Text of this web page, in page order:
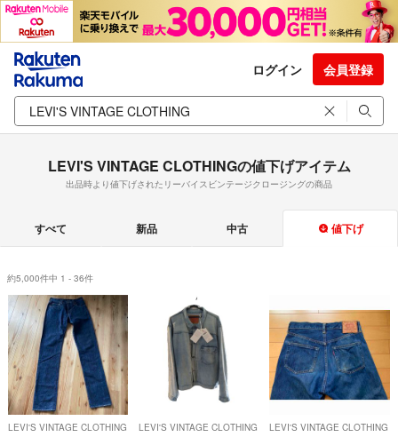
ログイン 会員登録
LEVI'S VINTAGE CLOTHINGの値下げアイテム
出品時より値下げされたリーバイスビンテージクロージングの商品
すべて 新品 中古 値下げ
約5,000件中 1 - 36件
LEVI'S VINTAGE CLOTHING LEVI'S VINTAGE CLOTHING LEVI'S VINTAGE CLOTHING